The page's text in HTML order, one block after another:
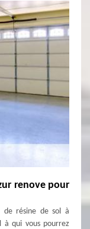
renove pour
de résine de sol à
à qui vous pourrez